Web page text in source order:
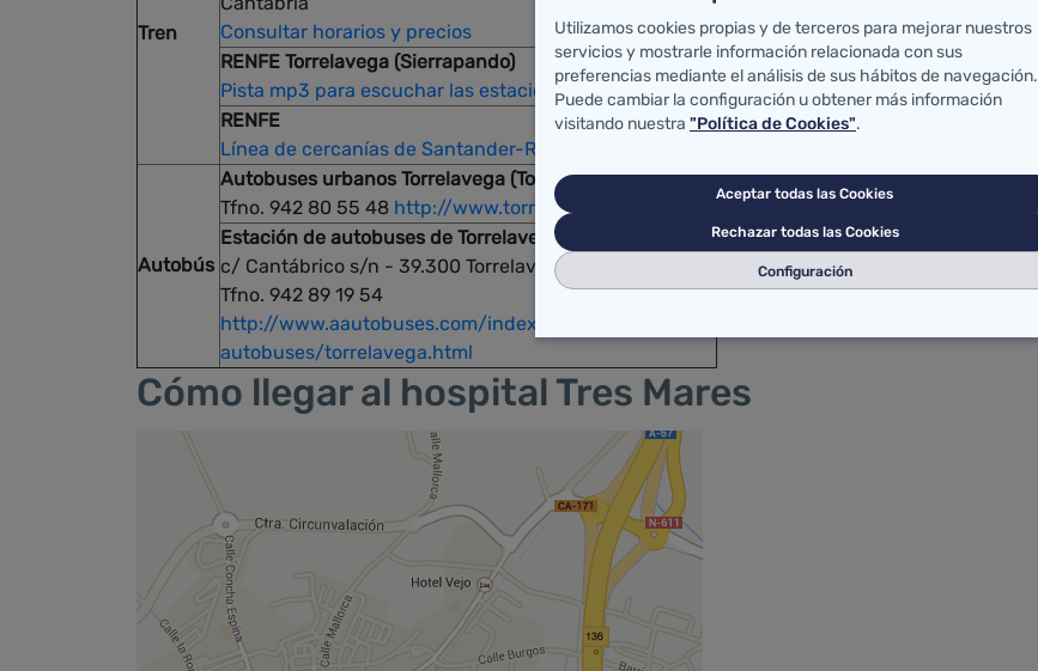
Tren
Consultar horarios y precios
RENFE Torrelavega (Sierrapando)
Pista mp3 para escuchar las estaciones intermedias
RENFE
Línea de cercanías de Santander-Reinosa
Autobús
Autobuses urbanos Torrelavega (Torrebus)
Tfno. 942 80 55 48 http://www.torrebus.es/
Estación de autobuses de Torrelavega
c/ Cantábrico s/n - 39.300 Torrelavega
Tfno. 942 89 19 54
http://www.aautobuses.com/index.php/estacion-
autobuses/torrelavega.html
Cómo llegar al hospital Tres Mares
Utilizamos cookies propias y de terceros para mejorar nuestros
servicios y mostrarle información relacionada con sus
preferencias mediante el análisis de sus hábitos de navegación.
Puede cambiar la configuración u obtener más información
visitando nuestra "Política de Cookies".
Aceptar todas las Cookies
Rechazar todas las Cookies
Configuración